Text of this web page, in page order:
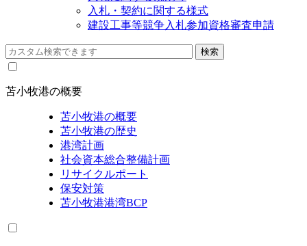
入札・契約に関する様式
建設工事等競争入札参加資格審査申請
苫小牧港の概要
苫小牧港の概要
苫小牧港の歴史
港湾計画
社会資本総合整備計画
リサイクルポート
保安対策
苫小牧港港湾BCP